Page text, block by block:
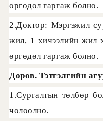
өргөдөл гаргаж болно.
2.Доктор: Мэргэжил
жил, 1 хичээлийн жил
өргөдөл гаргаж болно.
Дөрөв. Тэтгэлгийн
1.Сургалтын төлбөр
чөлөөлнө.